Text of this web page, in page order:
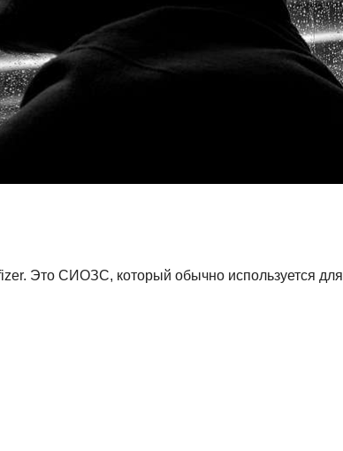
Это СИОЗС, который обычно используется для